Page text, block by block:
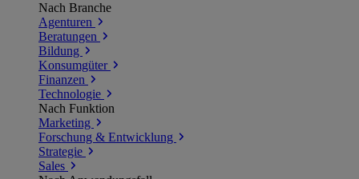
Nach Branche
Agenturen
Beratungen
Bildung
Konsumgüter
Finanzen
Technologie
Nach Funktion
Marketing
Forschung & Entwicklung
Strategie
Sales